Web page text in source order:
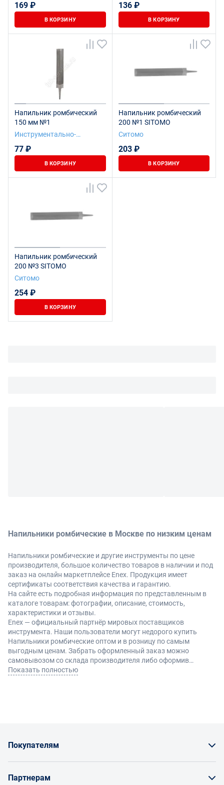
169 ₽
В КОРЗИНУ
136 ₽
В КОРЗИНУ
Напильник ромбический
150 мм №1
Инструментально-
77 ₽
В КОРЗИНУ
Напильник ромбический
200 №1 SITOMO
Ситомо
203 ₽
В КОРЗИНУ
Напильник ромбический
200 №3 SITOMO
Ситомо
254 ₽
В КОРЗИНУ
Напильники ромбические в Москве по низким ценам
Напильники ромбические и другие инструменты по цене
производителя, большое количество товаров в наличии и под
заказ на онлайн маркетплейсе Enex. Продукция имеет
сертификаты соответствия качества и гарантию.
На сайте есть подробная информация по представленным в
каталоге товарам: фотографии, описание, стоимость,
характеристики и отзывы.
Enex — официальный партнёр мировых поставщиков
инструмента. Наши пользователи могут недорого купить
Напильники ромбические оптом и в розницу по самым
выгодным ценам. Забрать оформленный заказ можно
самовывозом со склада производителя либо оформив
доставку по Москве и другие регионы России.
Показать полностью
Покупателям
Партнерам